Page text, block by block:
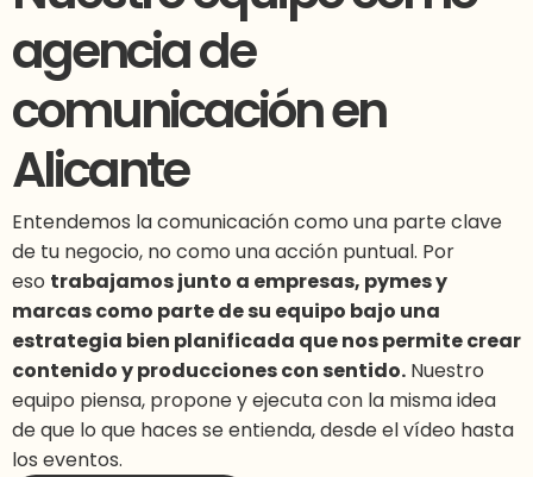
agencia de
comunicación en
Alicante
Entendemos la comunicación como una parte clave
de tu negocio, no como una acción puntual. Por
eso trabajamos junto a empresas, pymes y
marcas como parte de su equipo bajo una
estrategia bien planificada que nos permite crear
contenido y producciones con sentido. Nuestro
equipo piensa, propone y ejecuta con la misma idea
de que lo que haces se entienda, desde el vídeo hasta
los eventos.